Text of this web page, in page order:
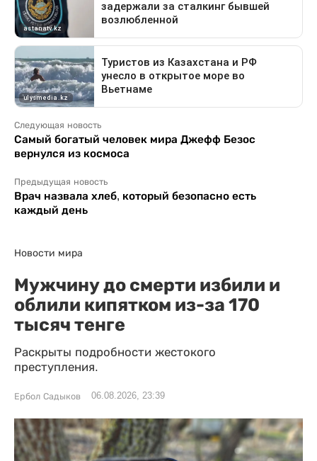
Следующая новость
Самый богатый человек мира Джефф Безос
вернулся из космоса
Предыдущая новость
Врач назвала хлеб, который безопасно есть
каждый день
Новости мира
Мужчину до смерти избили и
облили кипятком из-за 170
тысяч тенге
Раскрыты подробности жестокого
преступления.
Ербол Садыков 06.08.2026, 23:39